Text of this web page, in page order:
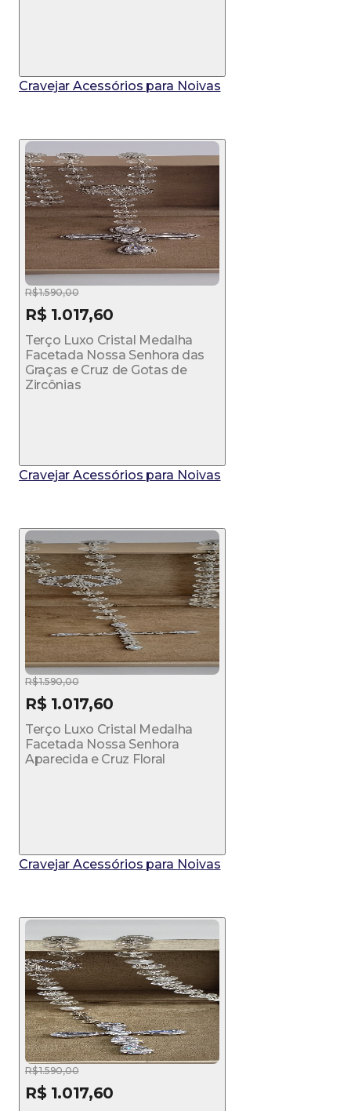
Cravejar Acessórios para Noivas
R$ 1.590,00
R$ 1.017,60
Terço Luxo Cristal Medalha
Facetada Nossa Senhora das
Graças e Cruz de Gotas de
Zircônias
Cravejar Acessórios para Noivas
R$ 1.590,00
R$ 1.017,60
Terço Luxo Cristal Medalha
Facetada Nossa Senhora
Aparecida e Cruz Floral
Cravejar Acessórios para Noivas
R$ 1.590,00
R$ 1.017,60